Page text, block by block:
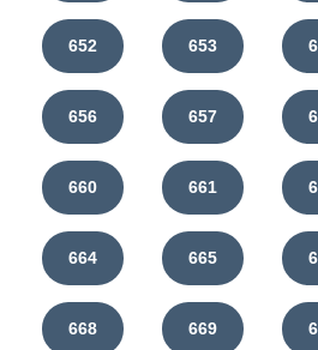
652 653
656 657
660 661
664 665
668 669